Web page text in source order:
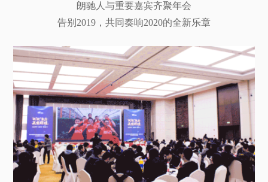
朗驰人与重要嘉宾齐聚年会
告别2019，共同奏响2020的全新乐章